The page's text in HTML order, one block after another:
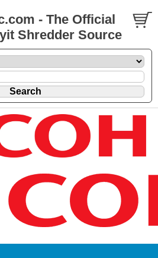
- The Official
Shredder Source